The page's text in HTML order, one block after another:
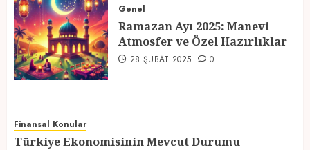
5
Atmosfer ve Özel Hazırlıklar
28 ŞUBAT 2025 0
Genel
Ramazan Ayı 2025: Manevi
Atmosfer ve Özel Hazırlıklar
28 ŞUBAT 2025 0
Finansal Konular
Türkiye Ekonomisinin Mevcut Durumu